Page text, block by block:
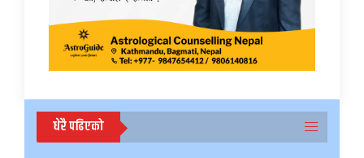
धेरै पढिएको